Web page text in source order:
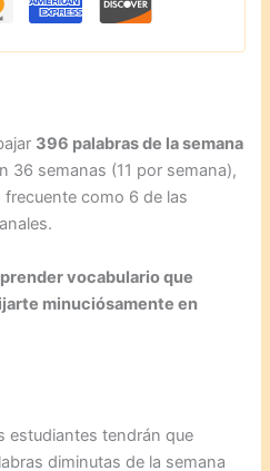
396 palabras de la semana
36 semanas (11 por semana),
como 6 de las
vocabulario que
minuciósamente en
estudiantes tendrán que
diminutas de la semana